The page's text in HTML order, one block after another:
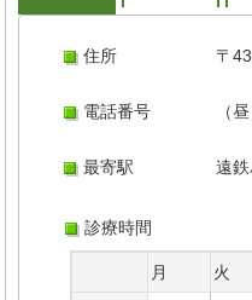
住所 〒
電話番号 （
最寄駅 遠
診療時間
月 火